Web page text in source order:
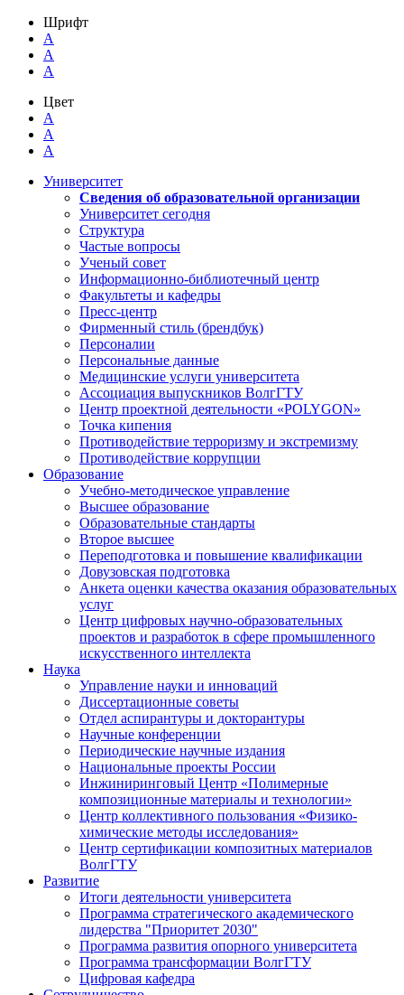
Шрифт
A
A
A
Цвет
A
A
A
Университет
Сведения об образовательной организации
Университет сегодня
Структура
Частые вопросы
Ученый совет
Информационно-библиотечный центр
Факультеты и кафедры
Пресс-центр
Фирменный стиль (брендбук)
Персоналии
Персональные данные
Медицинские услуги университета
Ассоциация выпускников ВолгГТУ
Центр проектной деятельности «POLYGON»
Точка кипения
Противодействие терроризму и экстремизму
Противодействие коррупции
Образование
Учебно-методическое управление
Высшее образование
Образовательные стандарты
Второе высшее
Переподготовка и повышение квалификации
Довузовская подготовка
Анкета оценки качества оказания образовательных
услуг
Центр цифровых научно-образовательных
проектов и разработок в сфере промышленного
искусственного интеллекта
Наука
Управление науки и инноваций
Диссертационные советы
Отдел аспирантуры и докторантуры
Научные конференции
Периодические научные издания
Национальные проекты России
Инжиниринговый Центр «Полимерные
композиционные материалы и технологии»
Центр коллективного пользования «Физико-
химические методы исследования»
Центр сертификации композитных материалов
ВолгГТУ
Развитие
Итоги деятельности университета
Программа стратегического академического
лидерства "Приоритет 2030"
Программа развития опорного университета
Программа трансформации ВолгГТУ
Цифровая кафедра